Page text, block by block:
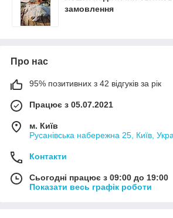
замовлення
Про нас
95% позитивних з 42 відгуків за рік
Працює з 05.07.2021
м. Київ
Русанівська набережна 25, Київ,
Контакти
Сьогодні працює з 09:00 до 19:00
Показати весь графік роботи